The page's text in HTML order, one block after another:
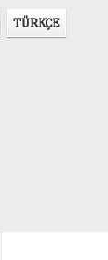
TÜRKÇE